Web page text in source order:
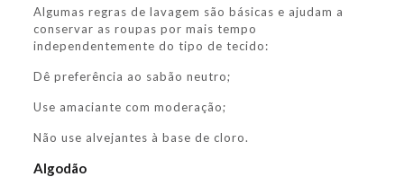
Algumas regras de lavagem são básicas e ajudam a
conservar as roupas por mais tempo
independentemente do tipo de tecido:
Dê preferência ao sabão neutro;
Use amaciante com moderação;
Não use alvejantes à base de cloro.
Algodão